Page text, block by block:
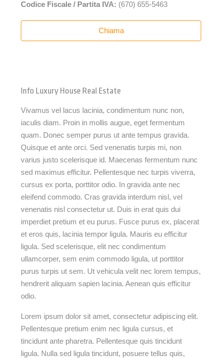
Codice Fiscale / Partita IVA: (670) 655-5463
Chiama
Info Luxury House Real Estate
Vivamus vel lacus lacinia, condimentum nunc non,
iaculis diam. Proin in mollis augue, eget fermentum
quam. Donec semper purus ut ante tempus gravida.
Quisque et ante orci. Sed venenatis turpis mi, non
varius justo scelerisque id. Maecenas fermentum nunc
sed maximus efficitur. Pellentesque nec turpis viverra,
cursus ex porta, porttitor odio. In gravida ante nec
eleifend commodo. Cras gravida interdum nisl, vel
venenatis nisl consectetur ut. Duis in erat quis dui
imperdiet pretium et eu purus. Fusce purus ex, placerat
et eros quis, lacinia tempor ligula. Mauris eu efficitur
ligula. Sed scelerisque, elit nec condimentum
ullamcorper, sem enim commodo ligula, ut porttitor
purus turpis ut sem. Ut vehicula velit nec lorem tempus,
hendrerit aliquam sapien lacinia. Aenean quis efficitur
odio.
Lorem ipsum dolor sit amet, consectetur adipiscing elit.
Pellentesque pretium enim nec ligula cursus, et
tincidunt ante pharetra. Pellentesque quis tincidunt
ligula. Nulla sed ligula tincidunt, posuere tellus quis,